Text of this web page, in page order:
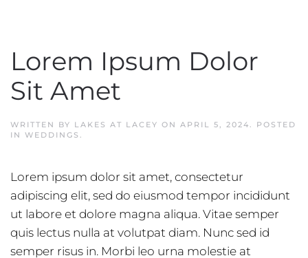
Lorem Ipsum Dolor
Sit Amet
WRITTEN BY LAKES AT LACEY ON APRIL 5, 2024
. POSTED
IN WEDDINGS
Lorem ipsum dolor sit amet, consectetur
adipiscing elit, sed do eiusmod tempor incididunt
ut labore et dolore magna aliqua. Vitae semper
quis lectus nulla at volutpat diam. Nunc sed id
semper risus in. Morbi leo urna molestie at